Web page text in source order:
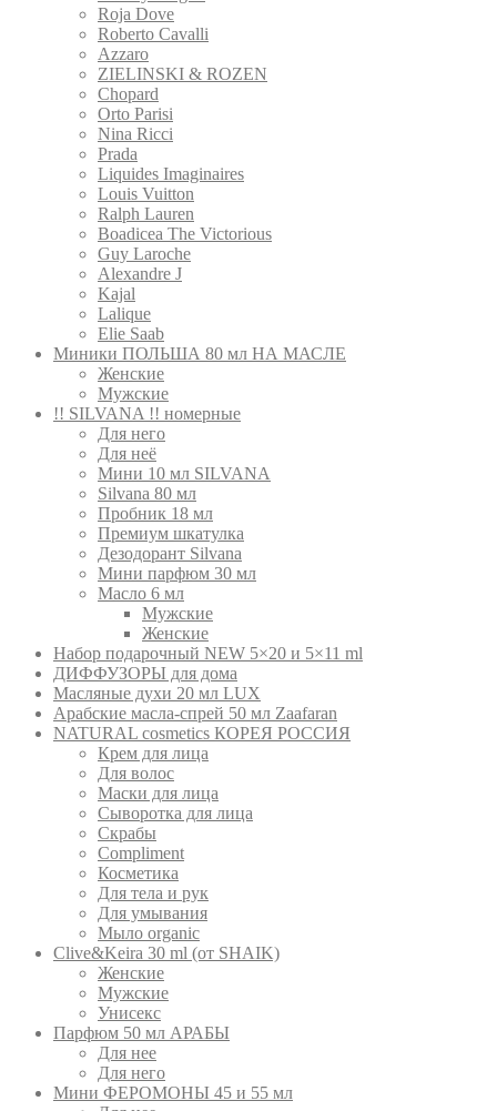
Roja Dove
Roberto Cavalli
Azzaro
ZIELINSKI & ROZEN
Сhopard
Orto Parisi
Nina Ricci
Prada
Liquides Imaginaires
Louis Vuitton
Ralph Lauren
Boadicea The Victorious
Guy Laroche
Alexandre J
Kajal
Lalique
Elie Saab
Миники ПОЛЬША 80 мл НА МАСЛЕ
Женские
Мужские
!! SILVANA !! номерные
Для него
Для неё
Мини 10 мл SILVANA
Silvana 80 мл
Пробник 18 мл
Премиум шкатулка
Дезодорант Silvana
Мини парфюм 30 мл
Масло 6 мл
Мужские
Женские
Набор подарочный NEW 5×20 и 5×11 ml
ДИФФУЗОРЫ для дома
Масляные духи 20 мл LUX
Арабские масла-спрей 50 мл Zaafaran
NATURAL cosmetics КОРЕЯ РОССИЯ
Крем для лица
Для волос
Маски для лица
Сыворотка для лица
Скрабы
Compliment
Косметика
Для тела и рук
Для умывания
Мыло organic
Clive&Keira 30 ml (от SHAIK)
Женские
Мужские
Унисекс
Парфюм 50 мл АРАБЫ
Для нее
Для него
Мини ФЕРОМОНЫ 45 и 55 мл